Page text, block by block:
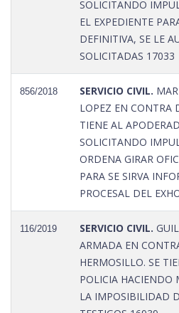
SOLICITANDO
EL EXPEDIENTE
DEFINITIVA, SE LE
SOLICITADAS 17033
856/2018 SERVICIO CIVIL.
LOPEZ EN CONTRA
TIENE AL
SOLICITANDO
ORDENA GIRAR
PARA SE SIRVA
PROCESAL DEL
116/2019 SERVICIO CIVIL.
ARMADA EN
HERMOSILLO. SE
POLICIA HACIENDO
LA IMPOSIBILIDAD